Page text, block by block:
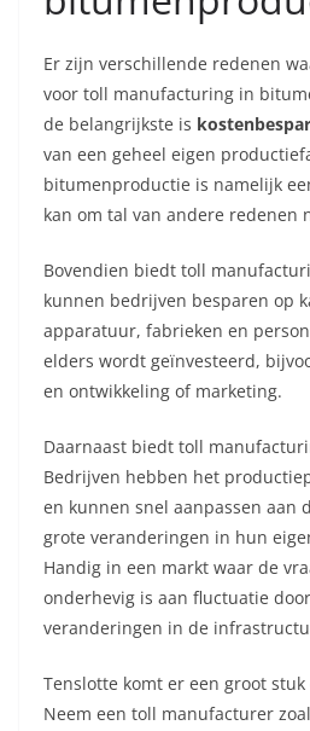
Er zijn verschillende redenen
voor toll manufacturing in
de belangrijkste is
van een geheel eigen
bitumenproductie is namelijk
kan om tal van andere redenen
Bovendien biedt toll
kunnen bedrijven besparen op
apparatuur, fabrieken en
elders wordt geïnvesteerd,
en ontwikkeling of marketing.
Daarnaast biedt toll
Bedrijven hebben het
en kunnen snel aanpassen aan
grote veranderingen in hun
Handig in een markt waar de
onderhevig is aan fluctuatie
veranderingen in de
Tenslotte komt er een groot stuk
Neem een toll manufacturer